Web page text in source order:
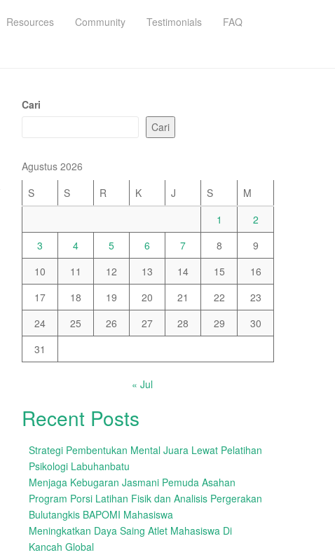
Resources Community Testimonials FAQ
Cari
Cari
Agustus 2026
S
S R K J S
M
1
2
3
4 5 6 7 8
9
10
11 12 13 14 15
16
17
18 19 20 21 22
23
24
25 26 27 28 29
30
31
« Jul
Recent Posts
Strategi Pembentukan Mental Juara Lewat Pelatihan
Psikologi Labuhanbatu
Menjaga Kebugaran Jasmani Pemuda Asahan
Program Porsi Latihan Fisik dan Analisis Pergerakan
Bulutangkis BAPOMI Mahasiswa
Meningkatkan Daya Saing Atlet Mahasiswa Di
Kancah Global